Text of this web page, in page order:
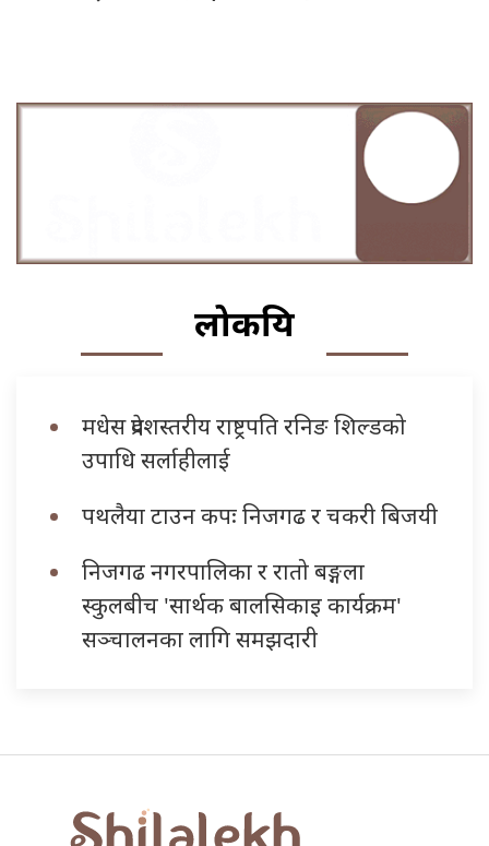
लोकप्रिय
मधेस प्रदेशस्तरीय राष्ट्रपति रनिङ शिल्डको
उपाधि सर्लाहीलाई
पथलैया टाउन कपः निजगढ र चकरी बिजयी
निजगढ नगरपालिका र रातो बङ्गला
स्कुलबीच 'सार्थक बालसिकाइ कार्यक्रम'
सञ्चालनका लागि समझदारी